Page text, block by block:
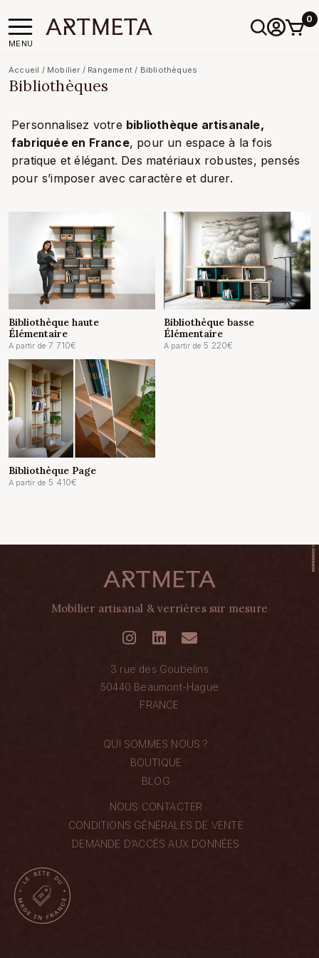
MENU
0
Accueil / Mobilier / Rangement / Bibliothèques
Bibliothèques
Personnalisez votre bibliothèque artisanale,
fabriquée en France, pour un espace à la fois
pratique et élégant. Des matériaux robustes, pensés
pour s’imposer avec caractère et durer.
Bibliothèque haute
Élémentaire
A partir de 7 710€
Bibliothèque basse
Élémentaire
A partir de 5 220€
Bibliothèque Page
A partir de 5 410€
Mobilier artisanal & verrières sur mesure
3 rue des Goubelins
50440 Beaumont-Hague
FRANCE
QUI SOMMES NOUS ?
BOUTIQUE
BLOG
NOUS CONTACTER
CONDITIONS GÉNÉRALES DE VENTE
DEMANDE D’ACCÈS AUX DONNÉES